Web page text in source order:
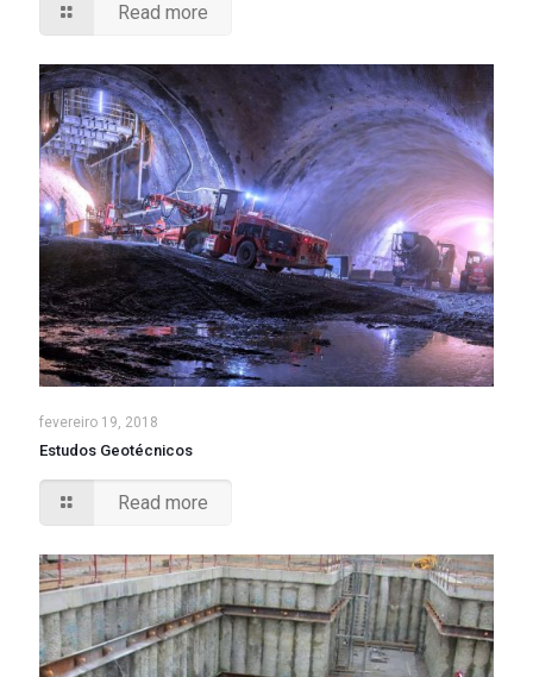
Read more
fevereiro 19, 2018
Estudos Geotécnicos
Read more